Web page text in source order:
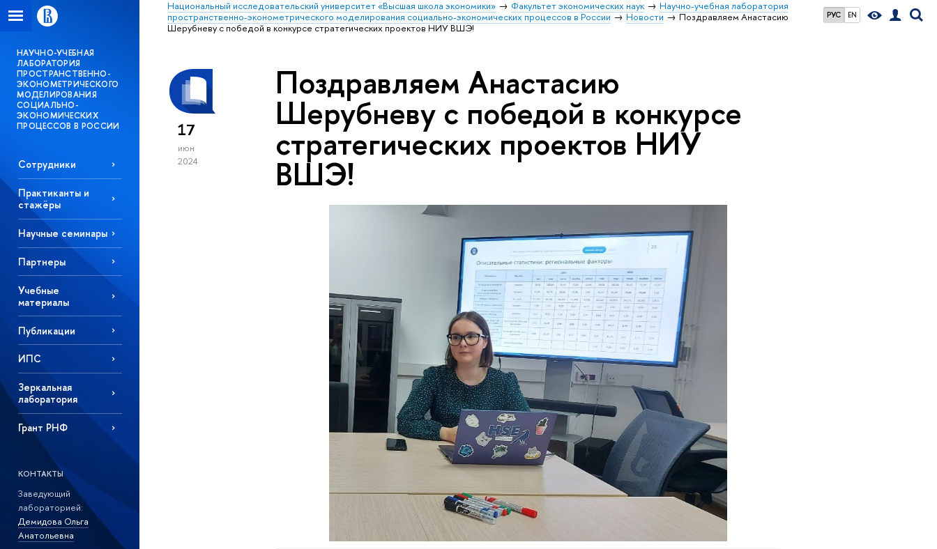
РУС EN
Национальный исследовательский университет «Высшая школа экономики» Факультет экономических наук
Научно-учебная лаборатория
пространственно-эконометрического моделирования социально-экономических процессов в России
Новости
Поздравляем Анастасию
Шерубневу с победой в конкурсе стратегических проектов НИУ ВШЭ!
НАУЧНО-УЧЕБНАЯ
ЛАБОРАТОРИЯ
ПРОСТРАНСТВЕННО-
ЭКОНОМЕТРИЧЕСКОГО
МОДЕЛИРОВАНИЯ
СОЦИАЛЬНО-
ЭКОНОМИЧЕСКИХ
ПРОЦЕССОВ В РОССИИ
Сотрудники
Практиканты и
стажёры
Научные семинары
Партнеры
Учебные
материалы
Публикации
ИПС
Зеркальная
лаборатория
Грант РНФ
КОНТАКТЫ
Заведующий
лабораторией:
Демидова Ольга
Анатольевна
17
июн
2024
Поздравляем Анастасию
Шерубневу с победой в конкурсе
стратегических проектов НИУ
ВШЭ!